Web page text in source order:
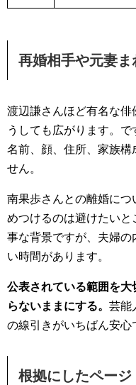
再婚相手や元妻
渡辺謙さんほど有名な
うしても広がります。で
名前、顔、住所、家族構
せん。
南果歩さんとの離婚に
めつけるのは避けたい
事な背景ですが、夫婦
い時間があります。
公表されている範囲を
らないままにする。 芸能
の線引きがいちばん安心
根拠にしたページ